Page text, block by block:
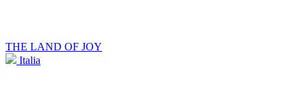
THE LAND OF JOY
Italia